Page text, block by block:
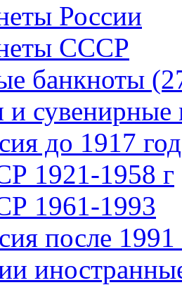
России
СССР
банкноты
и
до 1917
1921-1958 г
1961-1993
после 1991